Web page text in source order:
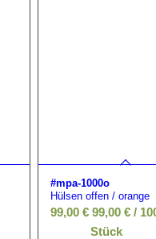
#mpa-1000o
Hülsen offen / orange
99,00€ 99,00€ /
Stück